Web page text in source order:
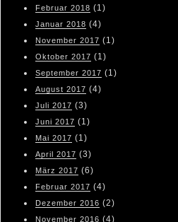
Februar 2018 (1)
Januar 2018 (4)
November 2017 (1)
Oktober 2017 (1)
September 2017 (1)
August 2017 (4)
Juli 2017 (3)
Juni 2017 (1)
Mai 2017 (1)
April 2017 (3)
März 2017 (6)
Februar 2017 (4)
Dezember 2016 (2)
November 2016 (4)